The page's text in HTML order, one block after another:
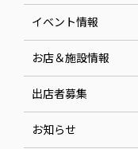
イベント情報
お店＆施設情報
出店者募集
お知らせ